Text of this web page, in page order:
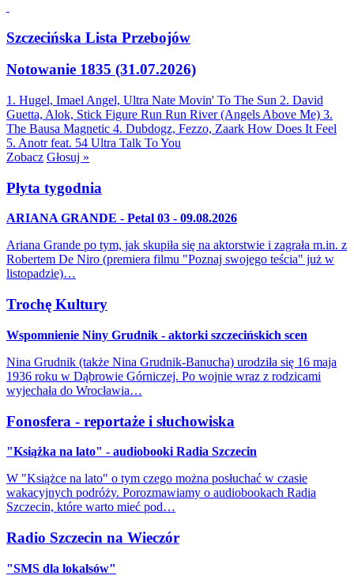
Szczecińska Lista Przebojów
Notowanie 1835 (31.07.2026)
1. Hugel, Imael Angel, Ultra Nate Movin' To The Sun 2. David
Guetta, Alok, Stick Figure Run Run River (Angels Above Me) 3.
The Bausa Magnetic 4. Dubdogz, Fezzo, Zaark How Does It Feel
5. Anotr feat. 54 Ultra Talk To You
Zobacz Głosuj »
Płyta tygodnia
ARIANA GRANDE - Petal 03 - 09.08.2026
Ariana Grande po tym, jak skupiła się na aktorstwie i zagrała m.in. z
Robertem De Niro (premiera filmu "Poznaj swojego teścia" już w
listopadzie)…
Trochę Kultury
Wspomnienie Niny Grudnik - aktorki szczecińskich scen
Nina Grudnik (także Nina Grudnik-Banucha) urodziła się 16 maja
1936 roku w Dąbrowie Górniczej. Po wojnie wraz z rodzicami
wyjechała do Wrocławia…
Fonosfera - reportaże i słuchowiska
"Książka na lato" - audiobooki Radia Szczecin
W "Książce na lato" o tym czego można posłuchać w czasie
wakacyjnych podróży. Porozmawiamy o audiobookach Radia
Szczecin, które warto mieć pod…
Radio Szczecin na Wieczór
"SMS dla lokalsów"